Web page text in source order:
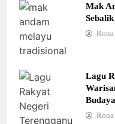
Mak
Lagu